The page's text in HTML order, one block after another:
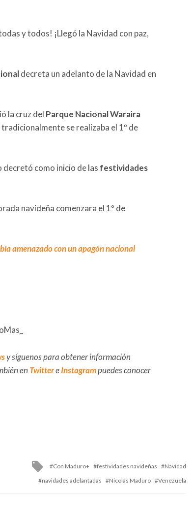
y todos! ¡Llegó la Navidad con paz,
decreta un adelanto de la Navidad en
la cruz del Parque Nacional Waraira
tradicionalmente se realizaba el 1º de
decretó como inicio de las festividades
navideña comenzara el 1º de
amenazado con un apagón nacional
y síguenos para obtener información
en TwittereInstagrampuedes conocer
Tagged
Con Maduro+ festividades navideñas
Navidad
navidades adelantadas
Nicolás Maduro Venezuela